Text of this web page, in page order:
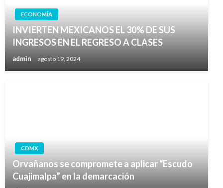
ECONOMÍA
INVIERTEN MEXICANOS EL 30% DE SUS
INGRESOS EN EL REGRESO A CLASES
admin agosto 19, 2024
CDMX
Orvañanos se compromete a aplicar “Escudo
Cuajimalpa” en la demarcación